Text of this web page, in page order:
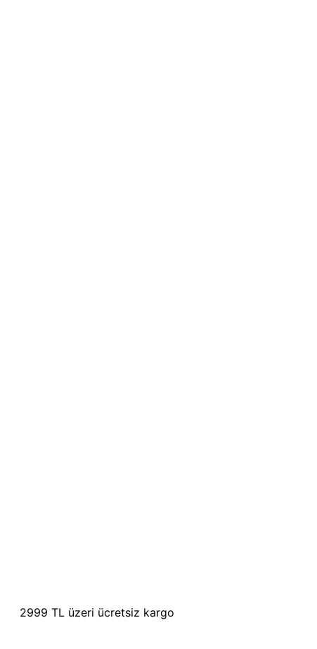
2999 TL üzeri ücretsiz kargo